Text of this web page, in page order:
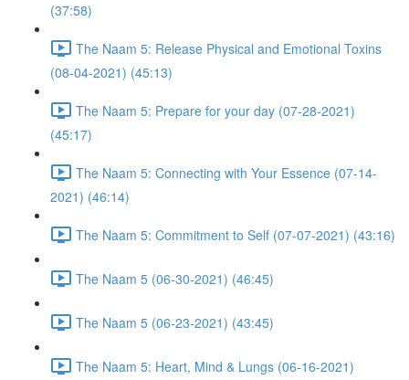
(37:58)
The Naam 5: Release Physical and Emotional Toxins
(08-04-2021) (45:13)
The Naam 5: Prepare for your day (07-28-2021)
(45:17)
The Naam 5: Connecting with Your Essence (07-14-
2021) (46:14)
The Naam 5: Commitment to Self (07-07-2021) (43:16)
The Naam 5 (06-30-2021) (46:45)
The Naam 5 (06-23-2021) (43:45)
The Naam 5: Heart, Mind & Lungs (06-16-2021)